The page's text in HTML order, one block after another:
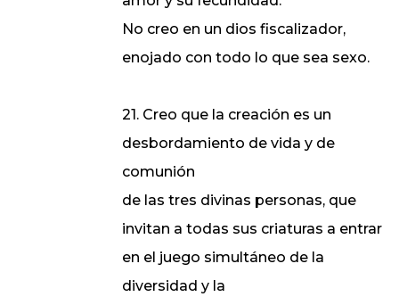
No creo en un dios fiscalizador,
enojado con todo lo que sea sexo.
21. Creo que la creación es un
desbordamiento de vida y de
comunión
de las tres divinas personas, que
invitan a todas sus criaturas a entrar
en el juego simultáneo de la
diversidad y la